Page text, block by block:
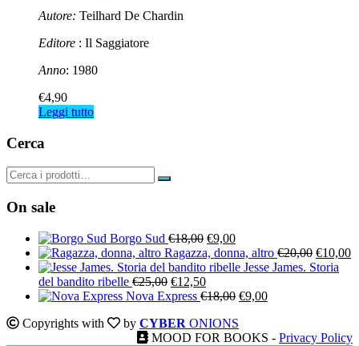
Autore: Teilhard De Chardin
Editore : Il Saggiatore
Anno: 1980
€4,90
Leggi tutto
Cerca
On sale
Borgo Sud €18,00 Il
prezzo
originale
€18,00.
€9,00Il
prezzo
attuale
€9,00.
Ragazza, donna, altro €20,00 Il
prezzo
€10,00Il
Jesse James. Storia
del bandito ribelle €25,00 Il
prezzo
era:
€25,00.
€12,50Il
prezzo
è:
€12,50.
Nova Express €18,00 Il
era:
€9,00Il
è:
Copyrights with by CYBER ONIONS
MOOD FOR BOOKS - Privacy Policy